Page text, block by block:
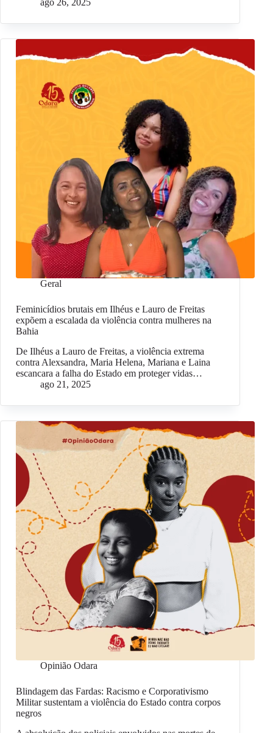
ago 26, 2025
Geral
Feminicídios brutais em Ilhéus e Lauro de Freitas
expõem a escalada da violência contra mulheres na
Bahia
De Ilhéus a Lauro de Freitas, a violência extrema
contra Alexsandra, Maria Helena, Mariana e Laina
escancara a falha do Estado em proteger vidas…
ago 21, 2025
Opinião Odara
Blindagem das Fardas: Racismo e Corporativismo
Militar sustentam a violência do Estado contra corpos
negros